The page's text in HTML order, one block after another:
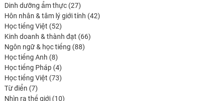
produits
Dinh dưỡng ẩm thực 2727
produits
Hôn nhân & tâm lý giới tính 4242
Học tiếng Việt 5252
produits
Kinh doanh & thành đạt 6666
Ngôn ngữ & học tiếng 8888
Học tiếng Anh 88
produits
Học tiếng Pháp 44
produits
Học tiếng Việt 7373
Từ điển 77
produits
Nhìn ra thế giới 1010